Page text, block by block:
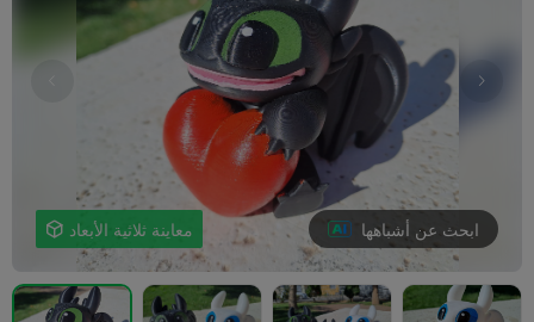
 معاينة ثلاثية الأبعاد ابحث عن أشباهها